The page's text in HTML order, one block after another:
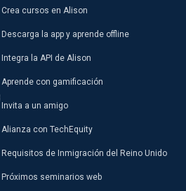
Crea cursos en Alison
Descarga la app y aprende offline
Integra la API de Alison
Aprende con gamificación
Invita a un amigo
Alianza con TechEquity
Requisitos de Inmigración del Reino Unido
Próximos seminarios web